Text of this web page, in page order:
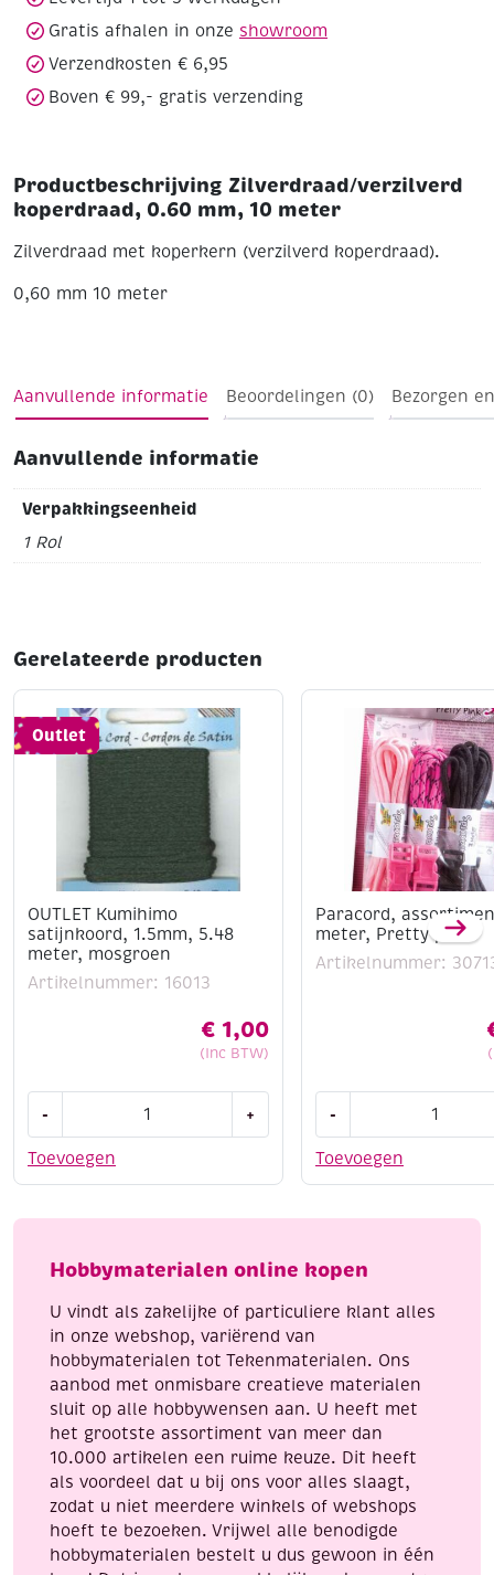
Gratis afhalen in onze showroom
Verzendkosten € 6,95
Boven € 99,- gratis verzending
Productbeschrijving Zilverdraad/verzilverd
koperdraad, 0.60 mm, 10 meter
Zilverdraad met koperkern (verzilverd koperdraad).
0,60 mm 10 meter
Aanvullende informatie Beoordelingen (0) Bezorgen
Aanvullende informatie
Verpakkingseenheid
1 Rol
Gerelateerde producten
Outlet
OUTLET Kumihimo
satijnkoord, 1.5mm, 5.48
meter, mosgroen
Artikelnummer: 16013
€ 1,00
(Inc BTW)
Toevoegen
-
satijnkoord,
meter,
aantal
+
Paracord,
meter, Pretty pink
Artikelnummer:
Toevoegen
-
3
meter,
pink
Hobbymaterialen online kopen
U vindt als zakelijke of particuliere klant alles
in onze webshop, variërend van
hobbymaterialen tot Tekenmaterialen. Ons
aanbod met onmisbare creatieve materialen
sluit op alle hobbywensen aan. U heeft met
het grootste assortiment van meer dan
10.000 artikelen een ruime keuze. Dit heeft
als voordeel dat u bij ons voor alles slaagt,
zodat u niet meerdere winkels of webshops
hoeft te bezoeken. Vrijwel alle benodigde
hobbymaterialen bestelt u dus gewoon in één